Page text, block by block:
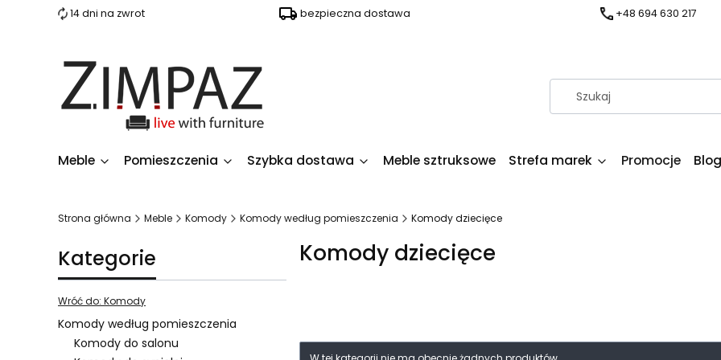
14 dni na zwrot bezpieczna dostawa +48 694 630 217
Meble Pomieszczenia Szybka dostawa Meble sztruksowe Strefa marek Promocje Blog
Strona główna Meble Komody Komody według pomieszczenia Komody dziecięce
Kategorie
Wróć do: Komody
Komody według pomieszczenia
Komody do salonu
Komody dziecięce
Lista produktów